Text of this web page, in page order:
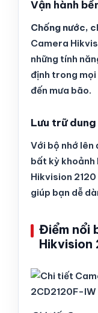
Vận hành
Chống nước,
Camera
những tính
định trong
đến mưa bão.
Lưu trữ
Với bộ nhớ lên
bất kỳ
Hikvision
giúp bạn dễ
Điểm nổi
Hikvision